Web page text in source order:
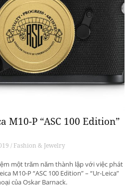
M10-P “ASC 100 Edition”
/ Fashion & Jewelry
một trăm năm thành lập với việc phát
M10-P “ASC 100 Edition” – “Ur-Leica”
của Oskar Barnack.